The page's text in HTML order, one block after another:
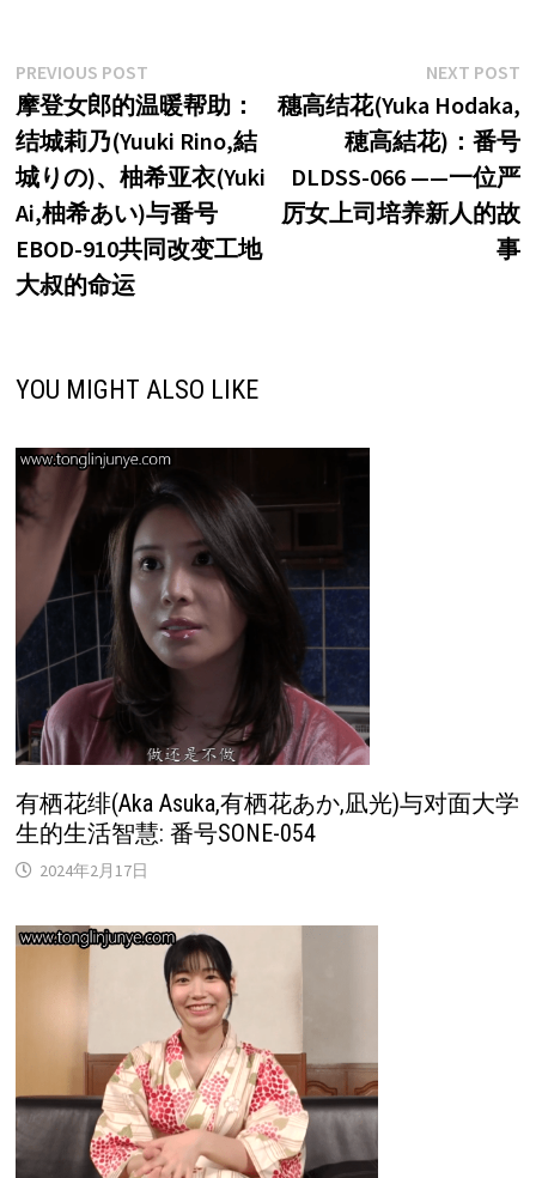
文
章
导
航
PREVIOUS POSTPrevious
post:
摩登女郎的温暖帮助：
结城莉乃(Yuuki Rino,結
城りの)、柚希亚衣(Yuki
Ai,柚希あい)与番号
EBOD-910共同改变工地
大叔的命运
NEXT POST
穗高结花(Yuka Hodaka,
穂高結花)：番号
DLDSS-066 ——一位严
厉女上司培养新人的故
事
YOU MIGHT ALSO LIKE
有栖花绯(Aka Asuka,有栖花あか,凪光)与对面大学
生的生活智慧: 番号SONE-054
2024年2月17日